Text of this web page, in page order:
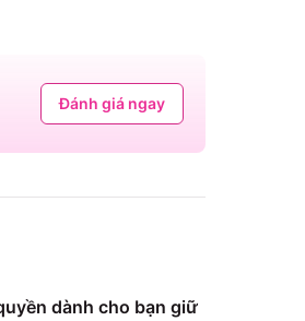
Đánh giá ngay
dành cho bạn giữ